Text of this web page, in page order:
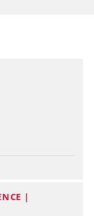
|